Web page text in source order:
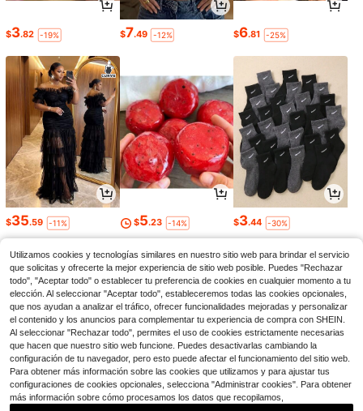
$3.82 -19% $7.49 -12% $6.81 -25%
$35.59 -11% $5.23 -14% $3.44 -30%
Utilizamos cookies y tecnologías similares en nuestro sitio web para brindar el servicio
que solicitas y ofrecerte la mejor experiencia de sitio web posible. Puedes "Rechazar
todo", "Aceptar todo" o establecer tu preferencia de cookies en cualquier momento a tu
elección. Al seleccionar "Aceptar todo", estableceremos todas las cookies opcionales,
que nos ayudan a analizar el tráfico, ofrecer funcionalidades mejoradas y personalizar
el contenido y los anuncios para complementar tu experiencia de compra con SHEIN.
Al seleccionar "Rechazar todo", permites el uso de cookies estrictamente necesarias
que hacen que nuestro sitio web funcione. Puedes desactivarlas cambiando la
configuración de tu navegador, pero esto puede afectar el funcionamiento del sitio web.
Para obtener más información sobre las cookies que utilizamos y para ajustar tus
configuraciones de cookies opcionales, selecciona "Administrar cookies". Para obtener
más información sobre cómo procesamos los datos que recopilamos,